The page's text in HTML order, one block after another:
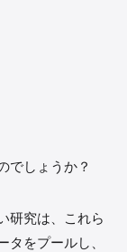
でしょうか？
研究は、これら
をプールし、